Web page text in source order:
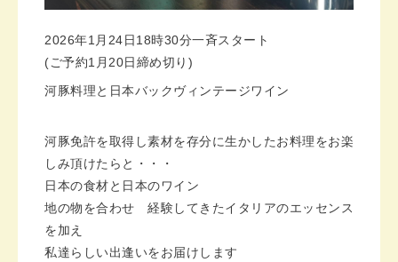
2026年1月24日18時30分一斉スタート
(ご予約1月20日締め切り)
河豚料理と日本バックヴィンテージワイン
河豚免許を取得し素材を存分に生かしたお料理をお楽
しみ頂けたらと・・・
日本の食材と日本のワイン
地の物を合わせ 経験してきたイタリアのエッセンス
を加え
私達らしい出逢いをお届けします